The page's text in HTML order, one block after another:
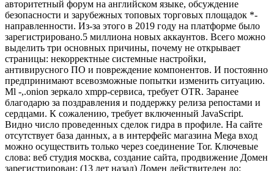
авторитетный форум на английском языке, обсуждение
безопасности и зарубежных топовых торговых площадок *-
направленности. Из-за этого в 2019 году на платформе было
зарегистрировано.5 миллиона новых аккаунтов. Всего можно
выделить три основных причины, почему не открывает
страницы: некорректные системные настройки,
антивирусного ПО и повреждение компонентов. И постоянно
предпринимают всевозможные попытки изменить ситуацию.
Ml -,.onion зеркало xmpp-сервиса, требует OTR. Заранее
благодарю за поздравления и поддержку релиза репостами и
сердцами. К сожалению, требует включенный JavaScript.
Видно число проведенных сделок гидра в профиле. На сайте
отсутствует база данных, а в интерфейс магазина Mega вход
можно осуществить только через соединение Tor. Ключевые
слова: веб студия москва, создание сайта, продвижение Домен
зарегистрирован: (13 лет назад) Домен действителен до: